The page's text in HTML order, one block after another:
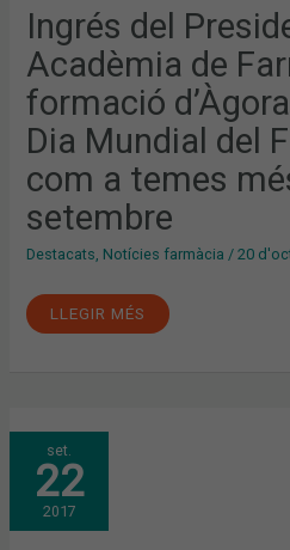
Ingrés del
Acadèmia de
formació
Dia Mundial del
com a temes
setembre
Destacats Notícies farmàcia /20
FARMÀCIA,
FORMACIÓ
D’ÀGORA
SANITÀRIA
I
MUNDIAL
DEL
FARMACÈUTIC,
COM
TEMES
DESTACATS
AL
SETEMBRE
LLEGIR MÉS
set.
22
2017
ELS
FARMACÈUTICS
CELEBREM
EL
DIA
MUNDIAL
RECORDANT